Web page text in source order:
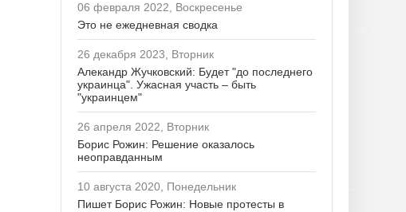
06 февраля 2022, Воскресенье
Это не ежедневная сводка
26 декабря 2023, Вторник
Алекандр Жучковский: Будет "до последнего
украинца". Ужасная участь – быть
"украинцем"
26 апреля 2022, Вторник
Борис Рожин: Решение оказалось
неоправданным
10 августа 2020, Понедельник
Пишет Борис Рожин: Новые протесты в